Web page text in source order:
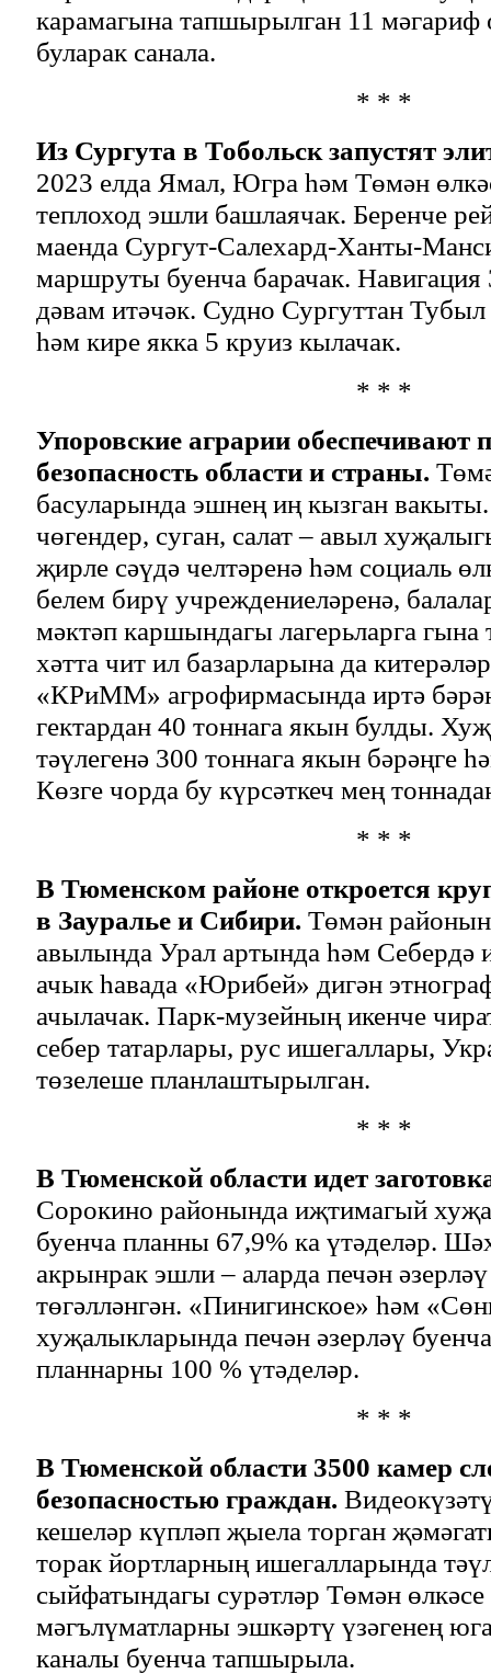
карамагына тапшырылган 11
буларак санала.
* * *
Из Сургута в Тобольск запустят
2023 елда Ямал, Югра һәм Төмән
теплоход эшли башлаячак. Беренче
маенда Сургут-Салехард-Ханты-
маршруты буенча барачак. Навигация
дәвам итәчәк. Судно Сургуттан
һәм кире якка 5 круиз кылачак.
* * *
Упоровские аграрии обеспечивают
безопасность области и страны.
басуларында эшнең иң кызган вакыты.
чөгендер, суган, салат – авыл
җирле сәүдә челтәренә һәм социаль
белем бирү учреждениеләренә,
мәктәп каршындагы лагерьларга гына
хәтта чит ил базарларына да
«КРиММ» агрофирмасында иртә
гектардан 40 тоннага якын булды.
тәүлегенә 300 тоннага якын бәрәңге
Көзге чорда бу күрсәткеч мең
* * *
В Тюменском районе откроется
в Зауралье и Сибири. Төмән
авылында Урал артында һәм Себердә
ачык һавада «Юрибей» дигән
ачылачак. Парк-музейның икенче
себер татарлары, рус ишегаллары,
төзелеше планлаштырылган.
* * *
В Тюменской области идет
Сорокино районында иҗтимагый
буенча планны 67,9% ка үтәделәр.
акрынрак эшли – аларда печән
төгәлләнгән. «Пинигинское» һәм
хуҗалыкларында печән әзерләү
планнарны 100 % үтәделәр.
* * *
В Тюменской области 3500 камер
безопасностью граждан.
кешеләр күпләп җыела торган
торак йортларның ишегалларында
сыйфатындагы сурәтләр Төмән
мәгълүматларны эшкәртү үзәгенең
каналы буенча тапшырыла.